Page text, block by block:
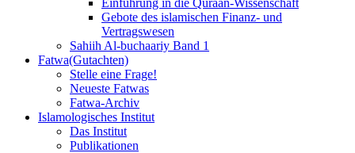
Gebote des islamischen Finanz- und
Vertragswesen
Sahiih Al-buchaariy Band 1
Fatwa(Gutachten)
Stelle eine Frage!
Neueste Fatwas
Fatwa-Archiv
Islamologisches Institut
Das Institut
Publikationen